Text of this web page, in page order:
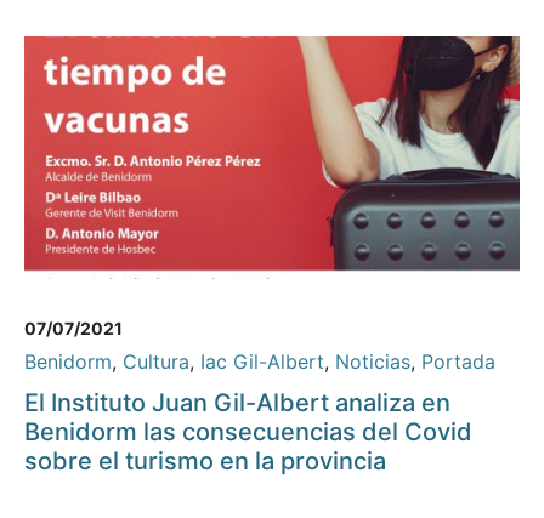
07/07/2021
Benidorm, Cultura, Iac Gil-Albert, Noticias, Portada
El Instituto Juan Gil-Albert analiza en
Benidorm las consecuencias del Covid
sobre el turismo en la provincia